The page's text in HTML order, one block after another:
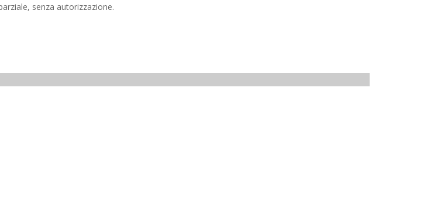
senza autorizzazione.